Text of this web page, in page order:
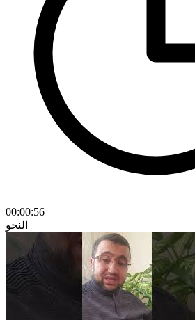
00:00:56
النحو